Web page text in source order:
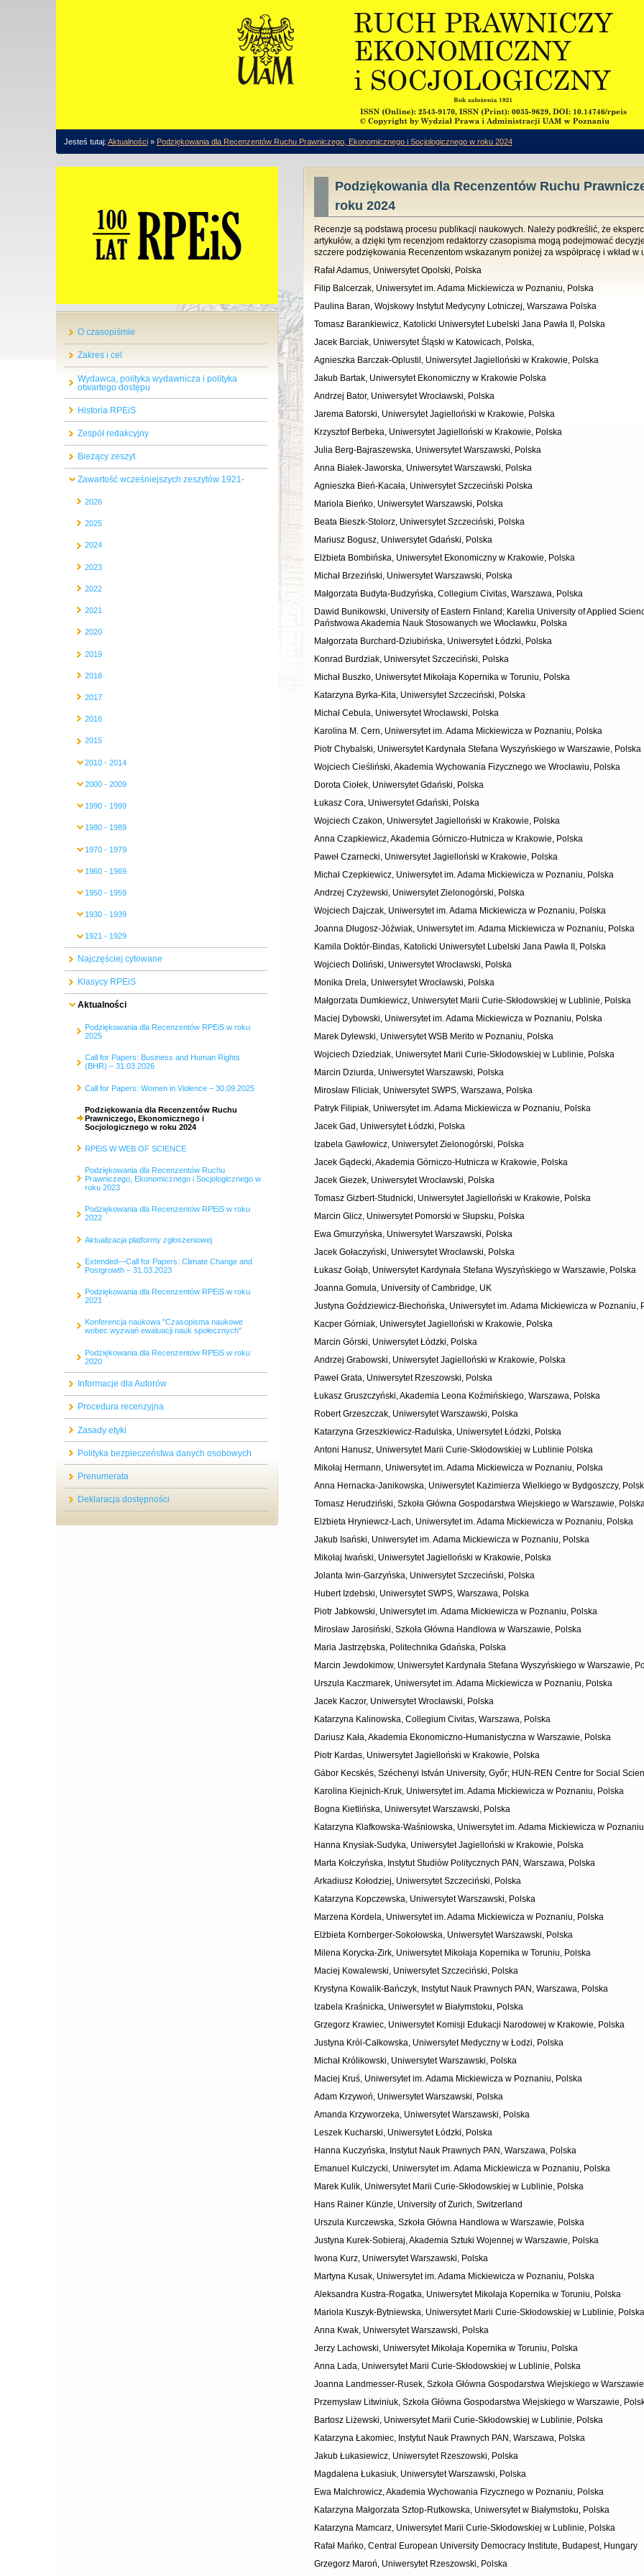
Jesteś tutaj: Aktualności» Podziękowania dla Recenzentów Ruchu Prawniczego, Ekonomicznego i Socjologicznego w roku 2024
O czasopiśmie
Zakres i cel
Wydawca, polityka wydawnicza i polityka
otwartego dostępu
Historia RPEiS
Zespół redakcyjny
Bieżący zeszyt
Zawartość wcześniejszych zeszytów 1921-
2026
2025
2024
2023
2022
2021
2020
2019
2018
2017
2016
2015
2010 - 2014
2000 - 2009
1990 - 1999
1980 - 1989
1970 - 1979
1960 - 1969
1950 - 1959
1930 - 1939
1921 - 1929
Najczęściej cytowane
Klasycy RPEiS
Aktualności
Podziękowania dla Recenzentów RPEiS w roku
2025
Call for Papers: Business and Human Rights
(BHR) – 31.03.2026
Call for Papers: Women in Violence – 30.09.2025
Podziękowania dla Recenzentów Ruchu
Prawniczego, Ekonomicznego i
Socjologicznego w roku 2024
RPEiS W WEB OF SCIENCE
Podziękowania dla Recenzentów Ruchu
Prawniczego, Ekonomicznego i Socjologicznego w
roku 2023
Podziękowania dla Recenzentów RPEiS w roku
2022
Aktualizacja platformy zgłoszeniowej
Extended—Call for Papers: Climate Change and
Postgrowth – 31.03.2023
Podziękowania dla Recenzentów RPEiS w roku
2021
Konferencja naukowa "Czasopisma naukowe
wobec wyzwań ewaluacji nauk społecznych"
Podziękowania dla Recenzentów RPEiS w roku
2020
Informacje dla Autorów
Procedura recenzyjna
Zasady etyki
Polityka bezpieczeństwa danych osobowych
Prenumerata
Deklaracja dostępności
Podziękowania dla Recenzentów Ruchu
roku 2024
Recenzje są podstawą procesu publikacji naukowych. Należy podkreślić, że
artykułów, a dzięki tym recenzjom redaktorzy czasopisma mogą podejmować
szczere podziękowania Recenzentom wskazanym poniżej za współpracę i wkład
Rafał Adamus, Uniwersytet Opolski, Polska
Filip Balcerzak, Uniwersytet im. Adama Mickiewicza w Poznaniu, Polska
Paulina Baran, Wojskowy Instytut Medycyny Lotniczej, Warszawa Polska
Tomasz Barankiewicz, Katolicki Uniwersytet Lubelski Jana Pawła II, Polska
Jacek Barciak, Uniwersytet Śląski w Katowicach, Polska,
Agnieszka Barczak-Oplustil, Uniwersytet Jagielloński w Krakowie, Polska
Jakub Bartak, Uniwersytet Ekonomiczny w Krakowie Polska
Andrzej Bator, Uniwersytet Wrocławski, Polska
Jarema Batorski, Uniwersytet Jagielloński w Krakowie, Polska
Krzysztof Berbeka, Uniwersytet Jagielloński w Krakowie, Polska
Julia Berg-Bajraszewska, Uniwersytet Warszawski, Polska
Anna Białek-Jaworska, Uniwersytet Warszawski, Polska
Agnieszka Bień-Kacała, Uniwersytet Szczeciński Polska
Mariola Bieńko, Uniwersytet Warszawski, Polska
Beata Bieszk-Stolorz, Uniwersytet Szczeciński, Polska
Mariusz Bogusz, Uniwersytet Gdański, Polska
Elżbieta Bombińska, Uniwersytet Ekonomiczny w Krakowie, Polska
Michał Brzeziński, Uniwersytet Warszawski, Polska
Małgorzata Budyta-Budzyńska, Collegium Civitas, Warszawa, Polska
Dawid Bunikowski, University of Eastern Finland; Karelia University of Applied
Państwowa Akademia Nauk Stosowanych we Włocławku, Polska
Małgorzata Burchard-Dziubińska, Uniwersytet Łódzki, Polska
Konrad Burdziak, Uniwersytet Szczeciński, Polska
Michał Buszko, Uniwersytet Mikołaja Kopernika w Toruniu, Polska
Katarzyna Byrka-Kita, Uniwersytet Szczeciński, Polska
Michał Cebula, Uniwersytet Wrocławski, Polska
Karolina M. Cern, Uniwersytet im. Adama Mickiewicza w Poznaniu, Polska
Piotr Chybalski, Uniwersytet Kardynała Stefana Wyszyńskiego w Warszawie, Polska
Wojciech Cieśliński, Akademia Wychowania Fizycznego we Wrocławiu, Polska
Dorota Ciołek, Uniwersytet Gdański, Polska
Łukasz Cora, Uniwersytet Gdański, Polska
Wojciech Czakon, Uniwersytet Jagielloński w Krakowie, Polska
Anna Czapkiewicz, Akademia Górniczo-Hutnicza w Krakowie, Polska
Paweł Czarnecki, Uniwersytet Jagielloński w Krakowie, Polska
Michał Czepkiewicz, Uniwersytet im. Adama Mickiewicza w Poznaniu, Polska
Andrzej Czyżewski, Uniwersytet Zielonogórski, Polska
Wojciech Dajczak, Uniwersytet im. Adama Mickiewicza w Poznaniu, Polska
Joanna Długosz-Jóźwiak, Uniwersytet im. Adama Mickiewicza w Poznaniu, Polska
Kamila Doktór-Bindas, Katolicki Uniwersytet Lubelski Jana Pawła II, Polska
Wojciech Doliński, Uniwersytet Wrocławski, Polska
Monika Drela, Uniwersytet Wrocławski, Polska
Małgorzata Dumkiewicz, Uniwersytet Marii Curie-Skłodowskiej w Lublinie, Polska
Maciej Dybowski, Uniwersytet im. Adama Mickiewicza w Poznaniu, Polska
Marek Dylewski, Uniwersytet WSB Merito w Poznaniu, Polska
Wojciech Dziedziak, Uniwersytet Marii Curie-Skłodowskiej w Lublinie, Polska
Marcin Dziurda, Uniwersytet Warszawski, Polska
Mirosław Filiciak, Uniwersytet SWPS, Warszawa, Polska
Patryk Filipiak, Uniwersytet im. Adama Mickiewicza w Poznaniu, Polska
Jacek Gad, Uniwersytet Łódzki, Polska
Izabela Gawłowicz, Uniwersytet Zielonogórski, Polska
Jacek Gądecki, Akademia Górniczo-Hutnicza w Krakowie, Polska
Jacek Giezek, Uniwersytet Wrocławski, Polska
Tomasz Gizbert-Studnicki, Uniwersytet Jagielloński w Krakowie, Polska
Marcin Glicz, Uniwersytet Pomorski w Słupsku, Polska
Ewa Gmurzyńska, Uniwersytet Warszawski, Polska
Jacek Gołaczyński, Uniwersytet Wrocławski, Polska
Łukasz Gołąb, Uniwersytet Kardynała Stefana Wyszyńskiego w Warszawie, Polska
Joanna Gomula, University of Cambridge, UK
Justyna Goździewicz-Biechońska, Uniwersytet im. Adama Mickiewicza w Poznaniu,
Kacper Górniak, Uniwersytet Jagielloński w Krakowie, Polska
Marcin Górski, Uniwersytet Łódzki, Polska
Andrzej Grabowski, Uniwersytet Jagielloński w Krakowie, Polska
Paweł Grata, Uniwersytet Rzeszowski, Polska
Łukasz Gruszczyński, Akademia Leona Koźmińskiego, Warszawa, Polska
Robert Grzeszczak, Uniwersytet Warszawski, Polska
Katarzyna Grzeszkiewicz-Radulska, Uniwersytet Łódzki, Polska
Antoni Hanusz, Uniwersytet Marii Curie-Skłodowskiej w Lublinie Polska
Mikołaj Hermann, Uniwersytet im. Adama Mickiewicza w Poznaniu, Polska
Anna Hernacka-Janikowska, Uniwersytet Kazimierza Wielkiego w Bydgoszczy,
Tomasz Herudziński, Szkoła Główna Gospodarstwa Wiejskiego w Warszawie, Polska
Elżbieta Hryniewcz-Lach, Uniwersytet im. Adama Mickiewicza w Poznaniu, Polska
Jakub Isański, Uniwersytet im. Adama Mickiewicza w Poznaniu, Polska
Mikołaj Iwański, Uniwersytet Jagielloński w Krakowie, Polska
Jolanta Iwin-Garzyńska, Uniwersytet Szczeciński, Polska
Hubert Izdebski, Uniwersytet SWPS, Warszawa, Polska
Piotr Jabkowski, Uniwersytet im. Adama Mickiewicza w Poznaniu, Polska
Mirosław Jarosiński, Szkoła Główna Handlowa w Warszawie, Polska
Maria Jastrzębska, Politechnika Gdańska, Polska
Marcin Jewdokimow, Uniwersytet Kardynała Stefana Wyszyńskiego w Warszawie,
Urszula Kaczmarek, Uniwersytet im. Adama Mickiewicza w Poznaniu, Polska
Jacek Kaczor, Uniwersytet Wrocławski, Polska
Katarzyna Kalinowska, Collegium Civitas, Warszawa, Polska
Dariusz Kała, Akademia Ekonomiczno-Humanistyczna w Warszawie, Polska
Piotr Kardas, Uniwersytet Jagielloński w Krakowie, Polska
Gábor Kecskés, Széchenyi István University, Győr; HUN-REN Centre for Social
Karolina Kiejnich-Kruk, Uniwersytet im. Adama Mickiewicza w Poznaniu, Polska
Bogna Kietlińska, Uniwersytet Warszawski, Polska
Katarzyna Klafkowska-Waśniowska, Uniwersytet im. Adama Mickiewicza w
Hanna Knysiak-Sudyka, Uniwersytet Jagielloński w Krakowie, Polska
Marta Kołczyńska, Instytut Studiów Politycznych PAN, Warszawa, Polska
Arkadiusz Kołodziej, Uniwersytet Szczeciński, Polska
Katarzyna Kopczewska, Uniwersytet Warszawski, Polska
Marzena Kordela, Uniwersytet im. Adama Mickiewicza w Poznaniu, Polska
Elżbieta Kornberger-Sokołowska, Uniwersytet Warszawski, Polska
Milena Korycka-Zirk, Uniwersytet Mikołaja Kopernika w Toruniu, Polska
Maciej Kowalewski, Uniwersytet Szczeciński, Polska
Krystyna Kowalik-Bańczyk, Instytut Nauk Prawnych PAN, Warszawa, Polska
Izabela Kraśnicka, Uniwersytet w Białymstoku, Polska
Grzegorz Krawiec, Uniwersytet Komisji Edukacji Narodowej w Krakowie, Polska
Justyna Król-Całkowska, Uniwersytet Medyczny w Łodzi, Polska
Michał Królikowski, Uniwersytet Warszawski, Polska
Maciej Kruś, Uniwersytet im. Adama Mickiewicza w Poznaniu, Polska
Adam Krzywoń, Uniwersytet Warszawski, Polska
Amanda Krzyworzeka, Uniwersytet Warszawski, Polska
Leszek Kucharski, Uniwersytet Łódzki, Polska
Hanna Kuczyńska, Instytut Nauk Prawnych PAN, Warszawa, Polska
Emanuel Kulczycki, Uniwersytet im. Adama Mickiewicza w Poznaniu, Polska
Marek Kulik, Uniwersytet Marii Curie-Skłodowskiej w Lublinie, Polska
Hans Rainer Künzle, University of Zurich, Switzerland
Urszula Kurczewska, Szkoła Główna Handlowa w Warszawie, Polska
Justyna Kurek-Sobieraj, Akademia Sztuki Wojennej w Warszawie, Polska
Iwona Kurz, Uniwersytet Warszawski, Polska
Martyna Kusak, Uniwersytet im. Adama Mickiewicza w Poznaniu, Polska
Aleksandra Kustra-Rogatka, Uniwersytet Mikołaja Kopernika w Toruniu, Polska
Mariola Kuszyk-Bytniewska, Uniwersytet Marii Curie-Skłodowskiej w Lublinie, Polska
Anna Kwak, Uniwersytet Warszawski, Polska
Jerzy Lachowski, Uniwersytet Mikołaja Kopernika w Toruniu, Polska
Anna Lada, Uniwersytet Marii Curie-Skłodowskiej w Lublinie, Polska
Joanna Landmesser-Rusek, Szkoła Główna Gospodarstwa Wiejskiego w
Przemysław Litwiniuk, Szkoła Główna Gospodarstwa Wiejskiego w Warszawie,
Bartosz Liżewski, Uniwersytet Marii Curie-Skłodowskiej w Lublinie, Polska
Katarzyna Łakomiec, Instytut Nauk Prawnych PAN, Warszawa, Polska
Jakub Łukasiewicz, Uniwersytet Rzeszowski, Polska
Magdalena Łukasiuk, Uniwersytet Warszawski, Polska
Ewa Malchrowicz, Akademia Wychowania Fizycznego w Poznaniu, Polska
Katarzyna Małgorzata Sztop-Rutkowska, Uniwersytet w Białymstoku, Polska
Katarzyna Mamcarz, Uniwersytet Marii Curie-Skłodowskiej w Lublinie, Polska
Rafał Mańko, Central European University Democracy Institute, Budapest, Hungary
Grzegorz Maroń, Uniwersytet Rzeszowski, Polska